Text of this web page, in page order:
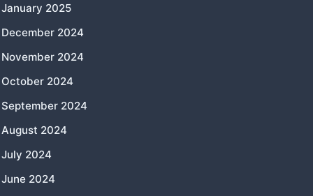
January 2025
December 2024
November 2024
October 2024
September 2024
August 2024
July 2024
June 2024